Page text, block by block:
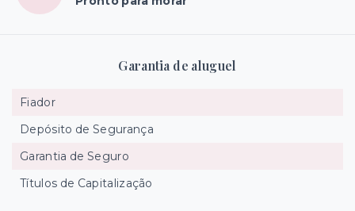
Garantia de aluguel
Fiador
Depósito de Segurança
Garantia de Seguro
Títulos de Capitalização